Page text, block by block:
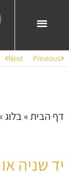
Previous
Next
דף הבית» בלוג
יד שניה